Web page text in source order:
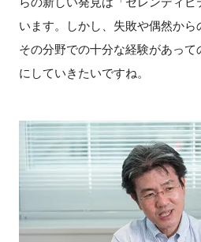
います。しかし、失敗や偶然から
その分野での十分な経験があっ
にしていきたいですね。